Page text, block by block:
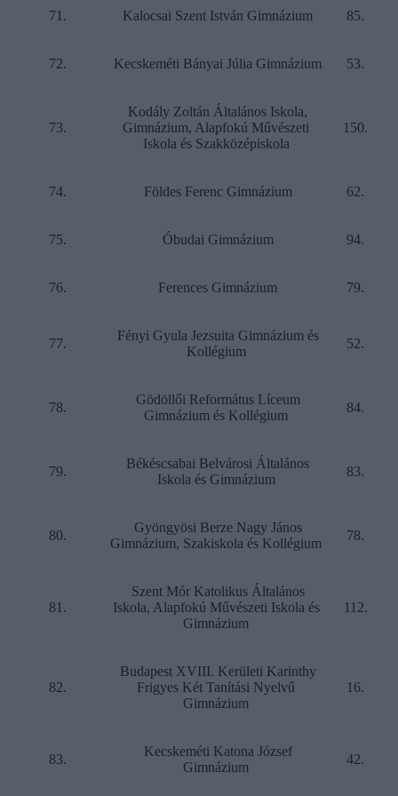
71. Kalocsai Szent István Gimnázium 85.
72. Kecskeméti Bányai Júlia Gimnázium 53.
73.
Kodály Zoltán Általános Iskola,
Gimnázium, Alapfokú Művészeti
Iskola és Szakközépiskola
150.
74. Földes Ferenc Gimnázium 62.
75. Óbudai Gimnázium 94.
76. Ferences Gimnázium 79.
77.
Fényi Gyula Jezsuita Gimnázium és
Kollégium
52.
78.
Gödöllői Református Líceum
Gimnázium és Kollégium
84.
79.
Békéscsabai Belvárosi Általános
Iskola és Gimnázium
83.
80.
Gyöngyösi Berze Nagy János
Gimnázium, Szakiskola és Kollégium
78.
81.
Szent Mór Katolikus Általános
Iskola, Alapfokú Művészeti Iskola és
Gimnázium
112.
82.
Budapest XVIII. Kerületi Karinthy
Frigyes Két Tanítási Nyelvű
Gimnázium
16.
83.
Kecskeméti Katona József
Gimnázium
42.